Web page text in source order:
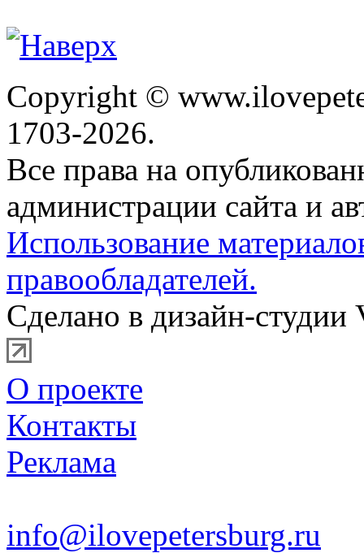
Copyright ©
1703-2026.
Все права на
администрации сайта и
Использование
правообладателей.
Сделано в дизайн-студии
О проекте
Контакты
Реклама
info@ilovepetersburg.ru